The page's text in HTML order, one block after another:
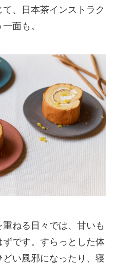
、日本茶インストラク
面も。
ねる日々では、甘いも
です。すらっとした体
い風邪になったり、寝